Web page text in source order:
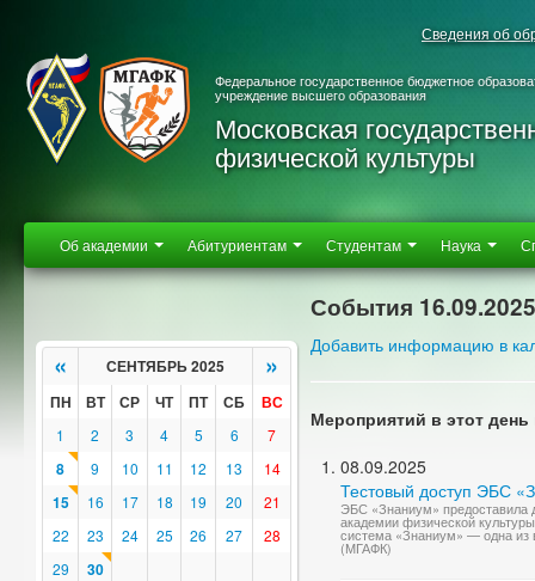
Сведения об
Федеральное государственное бюджетное
учреждение высшего образования
Московская
физической культуры
Об академии Абитуриентам Студентам Наука
« СЕНТЯБРЬ 2025 »
ПН ВТ СР ЧТ ПТ СБ ВС
1 2 3 4 5 6 7
8 9 10 11 12 13 14
15 16 17 18 19 20
21
22
23 24 25 26 27
28
29
30
События 16.09.2025
Добавить информацию в
Мероприятий в этот день
08.09.2025
Тестовый доступ ЭБС
ЭБС «Знаниум» предоставила
академии физической
система «Знаниум» — одна из
(МГАФК)